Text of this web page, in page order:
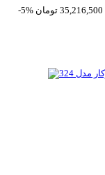
-5%
35,216,500 تومان